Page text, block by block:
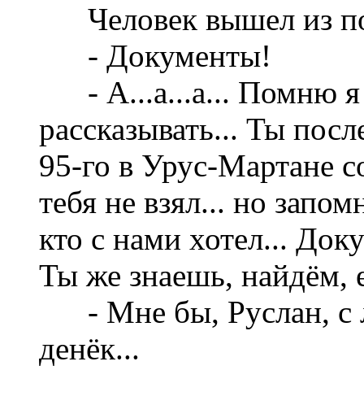
Человек вышел из
- Документы!
- А...а...а... Помню я
рассказывать... Ты
95-го в Урус-Мартане
тебя не взял... но
кто с нами хотел...
Ты же знаешь, найдём,
- Мне бы, Руслан, с
денёк...